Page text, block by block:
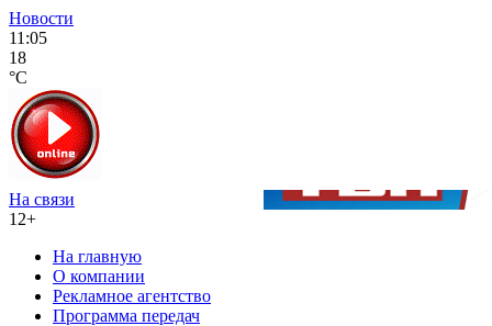
Новости
11:05
18
°C
На связи
12+
На главную
О компании
Рекламное агентство
Программа передач